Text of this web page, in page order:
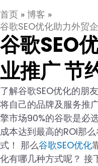
首页 » 博客 »
谷歌SEO优化助力外贸
谷歌SEO
业推广 节
了解谷歌SEO优化的朋
将自己的品牌及服务推
擎市场90%的谷歌是必
成本达到最高的ROI那
式！ 那么谷歌SEO优化
化有哪几种方式呢？ 接